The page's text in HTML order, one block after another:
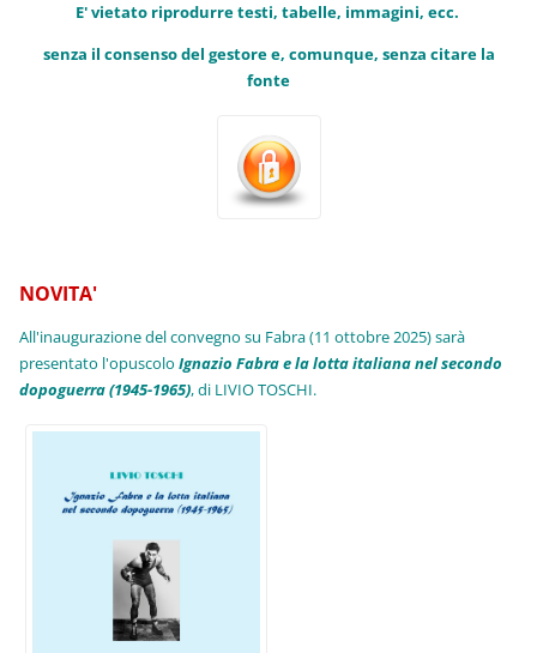
E' vietato riprodurre testi, tabelle, immagini, ecc.
senza il consenso del gestore e, comunque, senza citare la
fonte
NOVITA'
All'inaugurazione del convegno su Fabra (11 ottobre 2025) sarà
presentato l'opuscoloIgnazio Fabra e la lotta italiana nel secondo
dopoguerra (1945-1965), di LIVIO TOSCHI.